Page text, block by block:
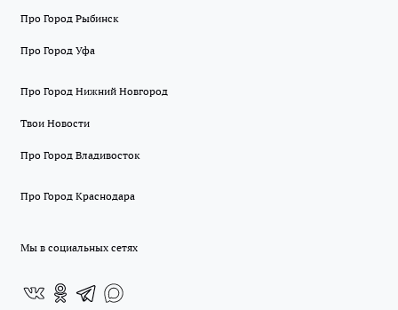
Про Город Рыбинск
Про Город Уфа
Про Город Нижний Новгород
Твои Новости
Про Город Владивосток
Про Город Краснодара
Мы в социальных сетях